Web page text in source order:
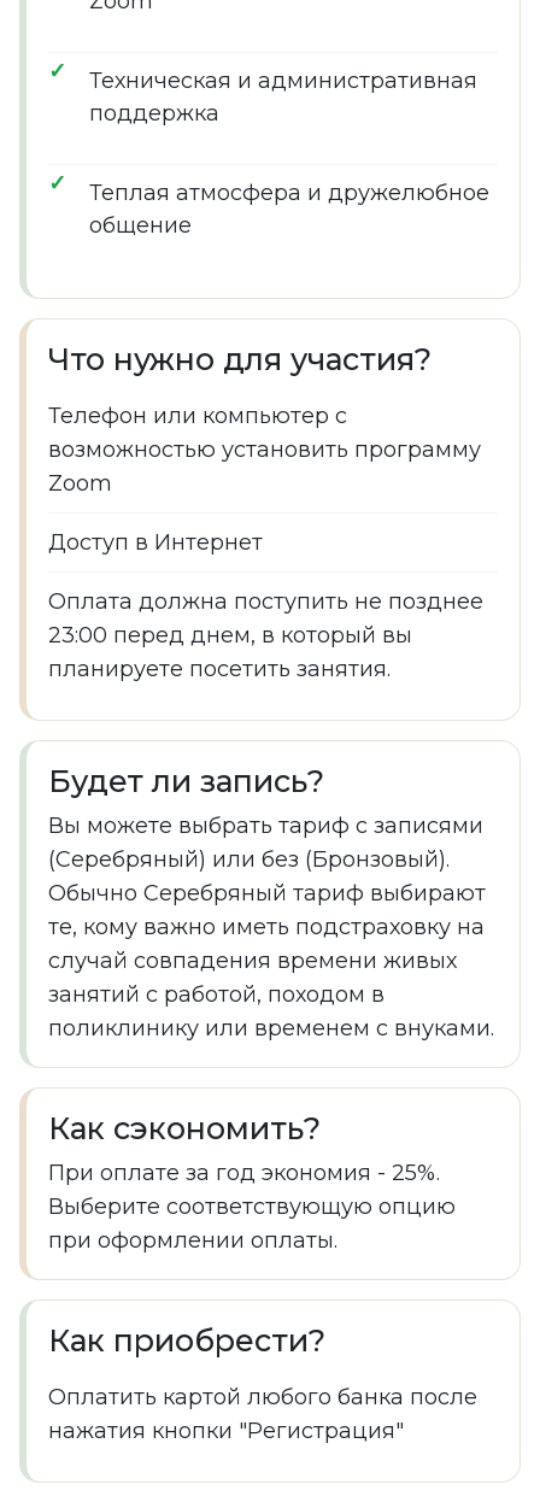
Техническая и административная
поддержка
Теплая атмосфера и дружелюбное
общение
Что нужно для участия?
Телефон или компьютер с
возможностью установить программу
Zoom
Доступ в Интернет
Оплата должна поступить не позднее
23:00 перед днем, в который вы
планируете посетить занятия.
Будет ли запись?
Вы можете выбрать тариф с записями
(Серебряный) или без (Бронзовый).
Обычно Серебряный тариф выбирают
те, кому важно иметь подстраховку на
случай совпадения времени живых
занятий с работой, походом в
поликлинику или временем с внуками.
Как сэкономить?
При оплате за год экономия - 25%.
Выберите соответствующую опцию
при оформлении оплаты.
Как приобрести?
Оплатить картой любого банка после
нажатия кнопки "Регистрация"